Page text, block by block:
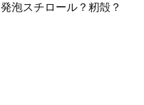
泡スチロール？籾殻？